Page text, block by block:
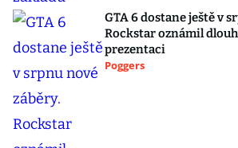
GTA 6 dostane ještě v
Rockstar oznámil
prezentaci
Poggers